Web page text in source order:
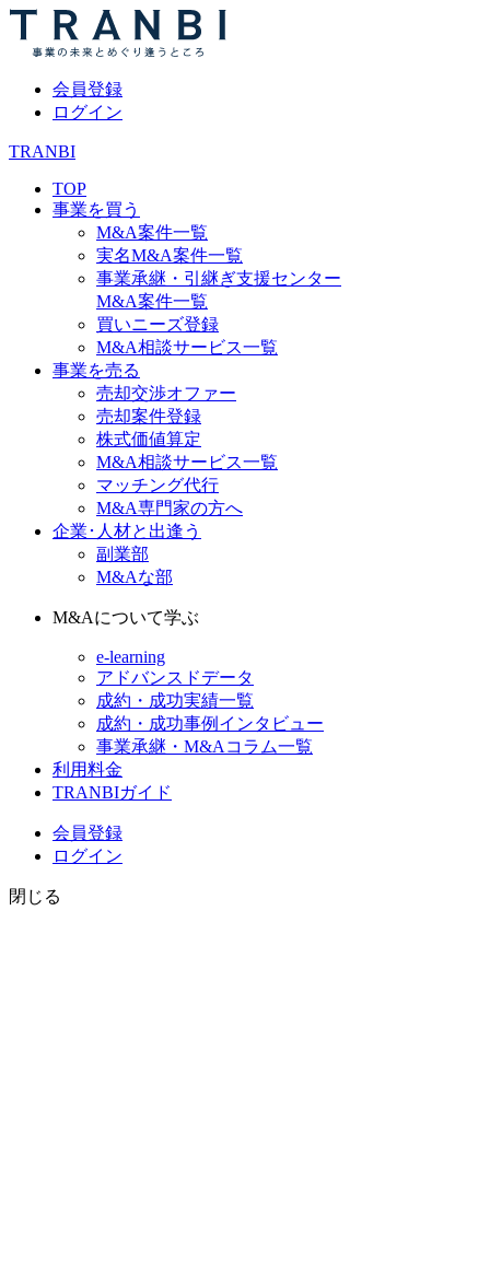
会員登録
ログイン
TRANBI
TOP
事業を買う
M&A案件一覧
実名M&A案件一覧
事業承継・引継ぎ支援センター
M&A案件一覧
買いニーズ登録
M&A相談サービス一覧
事業を売る
売却交渉オファー
売却案件登録
株式価値算定
M&A相談サービス一覧
マッチング代行
M&A専門家の方へ
企業･人材と出逢う
副業部
M&Aな部
M&Aについて学ぶ
e-learning
アドバンスドデータ
成約・成功実績一覧
成約・成功事例インタビュー
事業承継・M&Aコラム一覧
利用料金
TRANBIガイド
会員登録
ログイン
閉じる